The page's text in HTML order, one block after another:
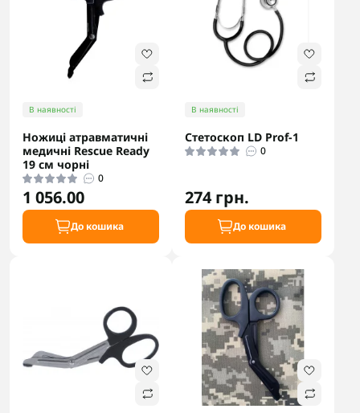
В наявності
Ножиці атравматичні
медичні Rescue Ready
19 см чорні
0
1 056.00
До кошика
В наявності
Стетоскоп LD Prof-1
0
274 грн.
До кошика